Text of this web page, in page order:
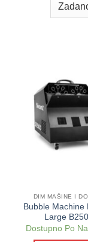
DIM MAŠINE I
Bubble Machine
Large
Dostupno Po